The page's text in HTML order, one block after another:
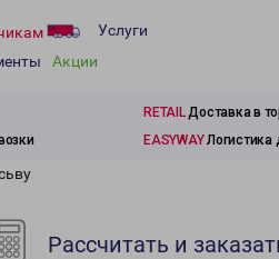
Услуги
Акции
RETAILДоставка в
EASYWAYЛогистика
Рассчитать и